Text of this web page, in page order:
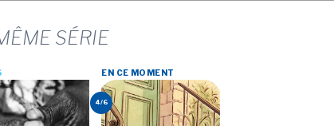
SÉRIE
4/6
EN CE MOMENT